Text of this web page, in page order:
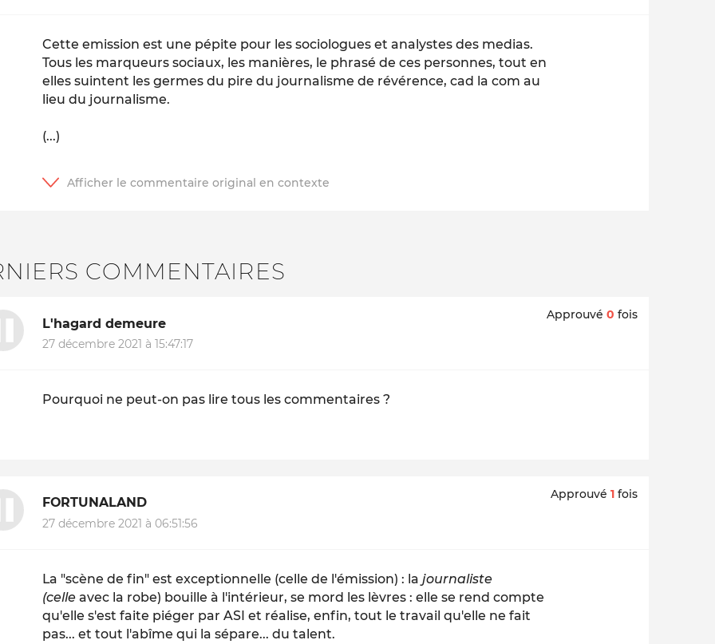
Cette emission est une pépite pour les sociologues et analystes des medias.
Tous les marqueurs sociaux, les manières, le phrasé de ces personnes, tout en
elles suintent les germes du pire du journalisme de révérence, cad la com au
lieu du journalisme.
(...)
COMMENTAIRES
L'hagard demeure
27 décembre 2021 à 15:47:17
Approuvé 0 fois
Pourquoi ne peut-on pas lire tous les commentaires ?
FORTUNALAND
27 décembre 2021 à 06:51:56
Approuvé 1 fois
La "scène de fin" est exceptionnelle (celle de l'émission) : lajournaliste
(celleavec la robe) bouille à l'intérieur, se mord les lèvres : elle se rend compte
qu'elle s'est faite piéger par ASI et réalise, enfin, tout le travail qu'elle ne fait
pas... et tout l'abîme qui la sépare... du talent.